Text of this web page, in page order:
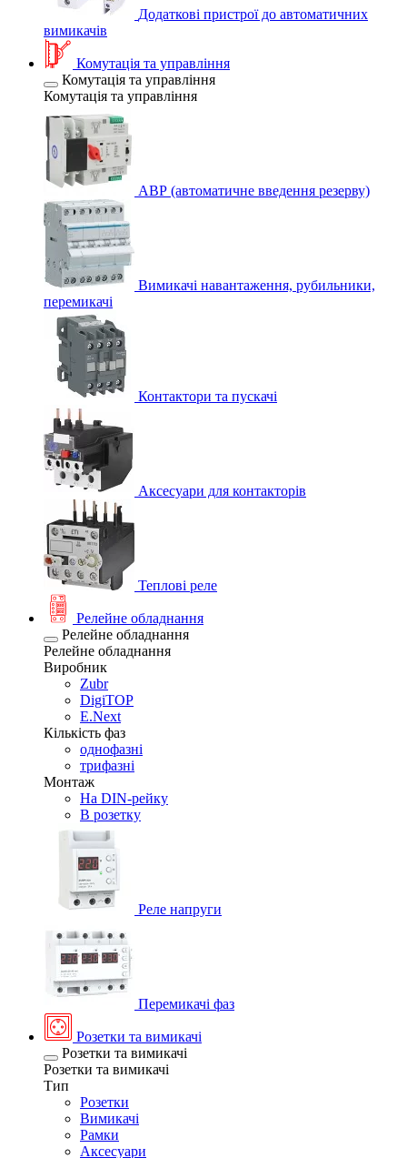
Додаткові пристрої до автоматичних
вимикачів
Комутація та управління
Комутація та управління
Комутація та управління
АВР (автоматичне введення резерву)
Вимикачі навантаження, рубильники,
перемикачі
Контактори та пускачі
Аксесуари для контакторів
Теплові реле
Релейне обладнання
Релейне обладнання
Релейне обладнання
Виробник
Zubr
DigiTOP
E.Next
Кількість фаз
однофазні
трифазні
Монтаж
На DIN-рейку
В розетку
Реле напруги
Перемикачі фаз
Розетки та вимикачі
Розетки та вимикачі
Розетки та вимикачі
Тип
Розетки
Вимикачі
Рамки
Аксесуари